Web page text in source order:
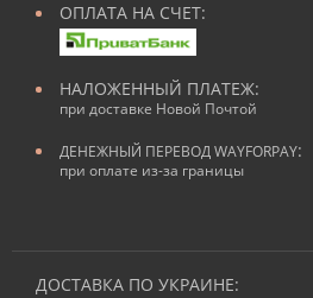
ОПЛАТА НА СЧЕТ:
НАЛОЖЕННЫЙ ПЛАТЕЖ:
при доставке Новой Почтой
ДЕНЕЖНЫЙ ПЕРЕВОД WAYFORPAY:
при оплате из-за границы
ДОСТАВКА ПО УКРАИНЕ: